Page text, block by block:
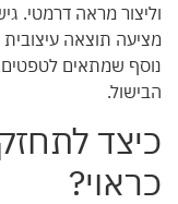
וליצור מראה דרמטי.
מציעה תוצאה
נוסף שמתאים
הבישול.
כיצד
כראוי?